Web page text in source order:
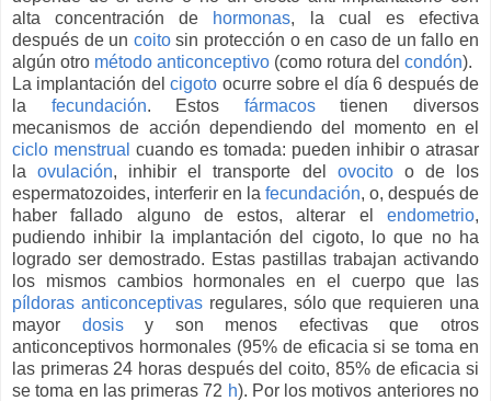
alta concentración de hormonas, la cual es efectiva
después de un coitosin protección o en caso de un fallo en
algún otro método anticonceptivo (como rotura del condón).
La implantación delcigoto ocurre sobre el día 6 después de
la fecundación. Estos fármacostienen diversos
mecanismos de acción dependiendo del momento en el
ciclo menstrual cuando es tomada: pueden inhibir o atrasar
laovulación, inhibir el transporte del ovocitoo de los
espermatozoides, interferir en la fecundación, o, después de
haber fallado alguno de estos, alterar el endometrio,
pudiendo inhibir la implantación del cigoto, lo que no ha
logrado ser demostrado. Estas pastillas trabajan activando
los mismos cambios hormonales en el cuerpo que las
píldoras anticonceptivasregulares, sólo que requieren una
mayor dosisy son menos efectivas que otros
anticonceptivos hormonales (95% de eficacia si se toma en
las primeras 24 horas después del coito, 85% de eficacia si
se toma en las primeras 72 h). Por los motivos anteriores no